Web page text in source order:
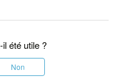
été utile ?
Non